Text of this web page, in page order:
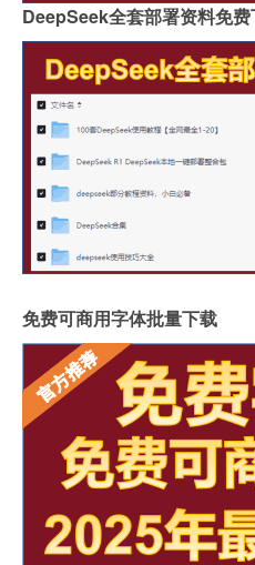
DeepSeek全套部署资料免
免费可商用字体批量下载